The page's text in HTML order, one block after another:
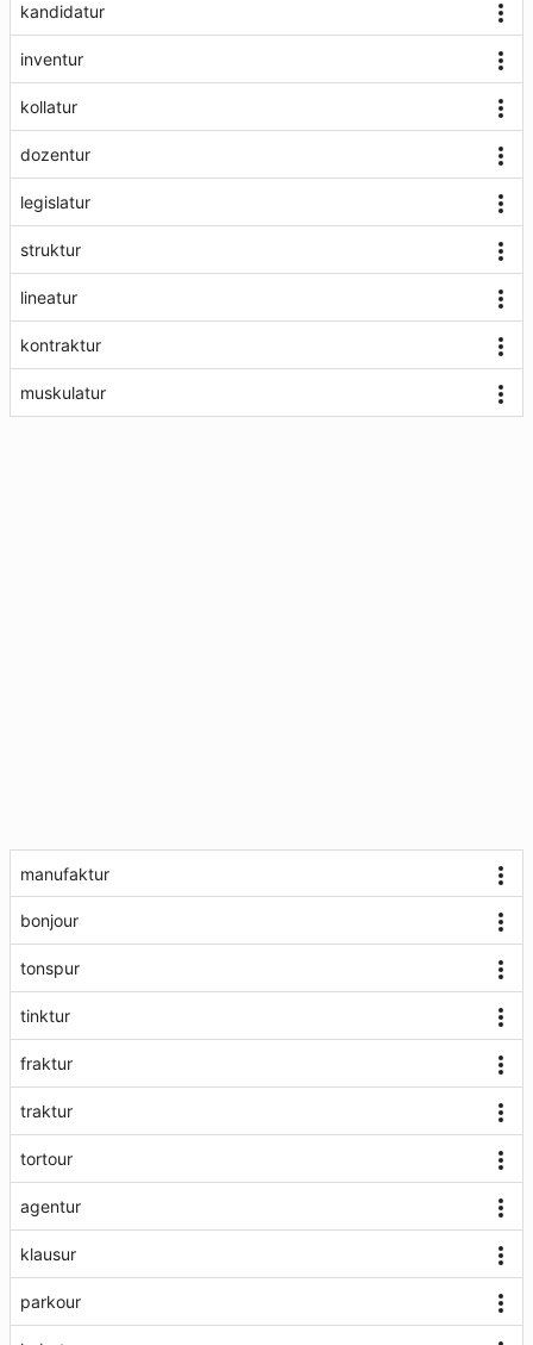
kandidatur
inventur
kollatur
dozentur
legislatur
struktur
lineatur
kontraktur
muskulatur
manufaktur
bonjour
tonspur
tinktur
fraktur
traktur
tortour
agentur
klausur
parkour